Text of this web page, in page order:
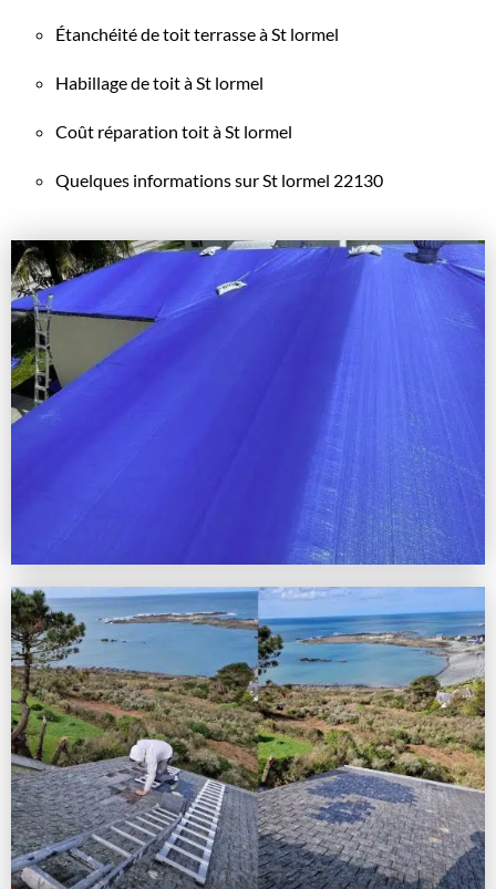
Étanchéité de toit terrasse à St lormel
Habillage de toit à St lormel
Coût réparation toit à St lormel
Quelques informations sur St lormel 22130